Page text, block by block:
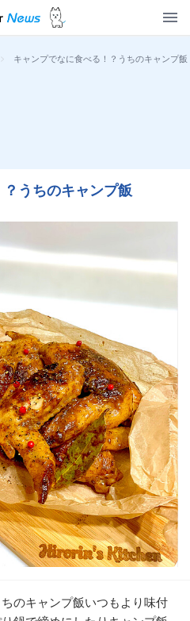
> キャンプでなに食べる！？うちのキャンプ飯
うちのキャンプ飯
のキャンプ飯いつもより味付